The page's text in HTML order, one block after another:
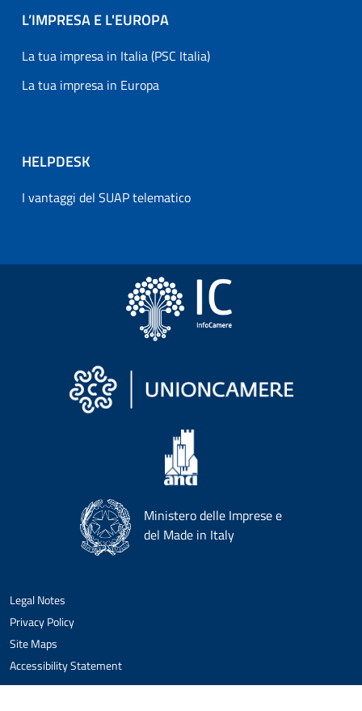
L’IMPRESA E L'EUROPA
La tua impresa in Italia (PSC Italia)
La tua impresa in Europa
HELPDESK
I vantaggi del SUAP telematico
Ministero delle Imprese e
del Made in Italy
Legal Notes
Privacy Policy
Site Maps
Accessibility Statement